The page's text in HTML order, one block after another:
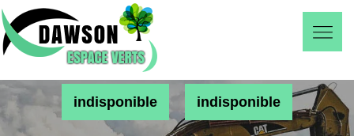
indisponible indisponible